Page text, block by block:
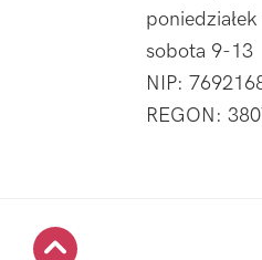
sobota 9-13
NIP:
REGON: